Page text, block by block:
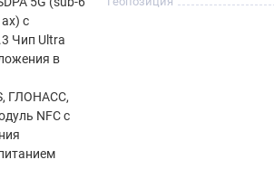
с
Чип Ultra
в
ГЛОНАСС,
NFC с